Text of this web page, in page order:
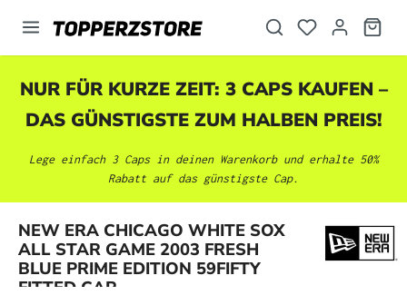
springen
NUR FÜR KURZE ZEIT: 3 CAPS KAUFEN –
DAS GÜNSTIGSTE ZUM HALBEN PREIS!
Lege einfach 3 Caps in deinen Warenkorb und erhalte 50%
Rabatt auf das günstigste Cap.
NEW ERA CHICAGO WHITE SOX
ALL STAR GAME 2003 FRESH
BLUE PRIME EDITION 59FIFTY
FITTED CAP
Bildergalerie überspringen